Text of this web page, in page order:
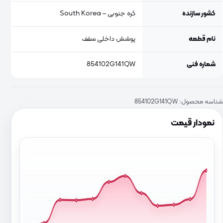
نمودار قیمت
کشور سازنده کره جنوبی – South Korea
نام قطعه پوشش داخلی سقف
شماره فنی 854102G141QW
شناسه محصول: 854102G141QW